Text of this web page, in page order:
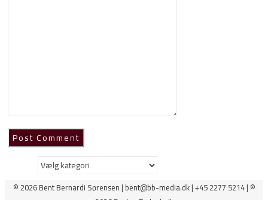
Kategorier
© 2026 Bent Bernardi Sørensen | bent@bb-media.dk | +45 2277 5214 | ©